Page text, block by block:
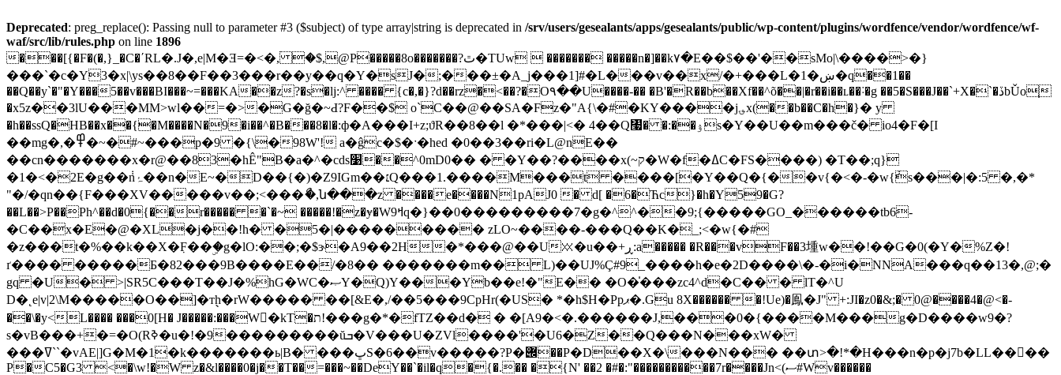
Deprecated: preg_replace(): Passing null to parameter #3 ($subject) of type array|string is deprecated in /srv/users/gesealants/apps/gesealants/public/wp-content/plugins/wordfence/vendor/wordfence/wf-
waf/src/lib/rules.php on line 1896
���[{�F�(�,}_�C�΄RL�.J�,e|M�Ǝ=�<�,ۛ �$,@P�����8o�������?ٿ�TUw  ������� �����n�]��k۷�E��$��'��sMo|\����>�}
���`�c�Y3�x|\ys��8��F��3���r��y��q�Y�sJ�;���±�A_j���1]#�L���v��x/�+���L�1�ښ�q��1��
��Q��y`�"�Y���5��v���BI���~=���KA��z?�s�lj:^ ���� {c�,�}?d��rz�<��?�O٩��U����-�� �B'�R��b��Xf��^õ��|�r��i��ʟ��˸�g ��5�S���J��`+X�`�ڏbǓo֧
�x5z��3lU���MM>wl��=�>�G�ğ�~Ԁ?F��$ o`C��@��SA�Fz�"А{\�#�KY����j؈x(��b��C�h�}� y
�h��ssQ�HB��x��{�M����N�9�i��^�B���8�l�:ф�A���I+z;ϑR��8��l �*���|<� 4��Q㇧� �:��ۉs�Y��U��m���č� io4�F�[I
��mg�,�߾�~�#~���p�9 �{\�98W'! a�ĝc�$�ˑ�hed �0��3��ri�L@nE��
��cn�������x�r@��83�hÊ"B�a�^�cds׹��^0mD0�� � �Y��?����x(~ק�W�f�ߡC�FS����) �T��;q}
�1�<�2E�g��݃nۂ��n�E~�D��{�)�Z9IGm��׆Q���1.����M���t ����[�Y��Q�{��v{�<�-�w{݃s���|�:5 �,�*
"�/�qn��{F���XV�����v��;<���ޯ�,ն���z ����e����N1pAJ0 � d[ �6�Ћc}�h�Y59�G?
��L��>P��Ph^��d�0{��r����� �`�~ �����!�z�ɏ�Wߞ9q�}��0���������7�g�^^��9;{�����GO_������tb6-
�C��x�E�@�XL�j��!h� �5�|��������� zLO~����-���Q��K�_;<�w{�#
�z���t�%��k��X�ٜF��ۣ�g�lO:��;�$ɝ�A9��2H�*���@��U⯵�u��+ڕ:a����� �R���vF��3堹w��!��G�0(�Y�%Z�!
ґ���� �����Ƃ�82���9B����E��/�8�� �������m�� L)��UJ%Ç#9_����h�e�2D����\�-�i�NNA���q��13�,@;�
gq �U� >|SR5C���T��J�%hG�WC�ޞY�Q)Y���Yb��e!�"E�� �O�̍���zc4^d�C�� � lT�^U
D�˛e|v|2\M�����O��]�тh꣄�rW����� ��[&E�,/��5���9CpHr(�US� *�h$H�Ppޕ�.Gu 8X������ �!Ue)�鳯�J" +:JI�z0�&;� 0@����4�@<�-
��\�y<L���� ���0[H� J�����:���W�kT�ת!���g�*�fTZ��d� � �[A9�<�.������J,���0�{����M���g�D����w9�?
s�vB���+�=�O(Rߢ�u�!�9���������ŭܒ�V���U�ZVl����'�U6�Z��Q���N���xW�
���ߜ``�vAE|]G�M�1�k�������ь|B� ���ڀS�6��v�����?P�݌��P�D��X�\���N��� ��տ>�!*�H���n�p�j7b�LL���ِ�
P�C5�G3 <�\w!�W z�&l����0�j��T��=���~��DeY��`�il�q�{�.�� �{N' ��2 �#�:"�����������7r����Jn<(ސ#Wv������